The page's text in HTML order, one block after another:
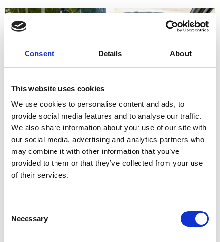
Consent Details About
This website uses cookies
We use cookies to personalise content and ads, to
provide social media features and to analyse our traffic.
We also share information about your use of our site with
our social media, advertising and analytics partners who
may combine it with other information that you’ve
provided to them or that they’ve collected from your use
of their services.
Selection
Necessary
Braspanna
Från: 50kr
Läs mer
Bilbarnstol
Från:50 kr